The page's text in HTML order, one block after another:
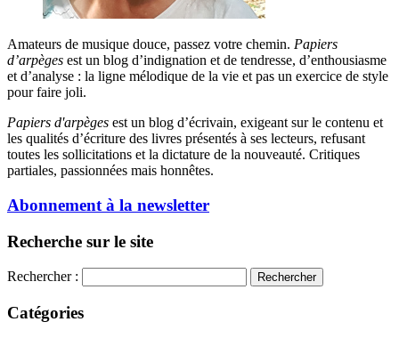
Amateurs de musique douce, passez votre chemin. Papiers
d’arpèges est un blog d’indignation et de tendresse, d’enthousiasme
et d’analyse : la ligne mélodique de la vie et pas un exercice de style
pour faire joli.
Papiers d'arpèges est un blog d’écrivain, exigeant sur le contenu et
les qualités d’écriture des livres présentés à ses lecteurs, refusant
toutes les sollicitations et la dictature de la nouveauté. Critiques
partiales, passionnées mais honnêtes.
Abonnement à la newsletter
Recherche sur le site
Rechercher :
Catégories